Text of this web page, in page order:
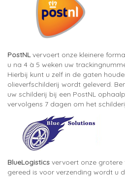
PostNLvervoert onze kleinere
u na 4 à 5 weken uw
Hierbij kunt u zelf in de gaten
olieverfschilderij wordt geleverd.
uw schilderij bij een PostNL
vervolgens 7 dagen om het
BlueLogistics vervoert onze grotere
gereed is voor verzending wordt u